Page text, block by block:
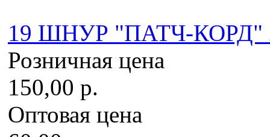
19 ШНУР "ПАТЧ-КОРД"
Розничная цена
150,00 р.
Оптовая цена